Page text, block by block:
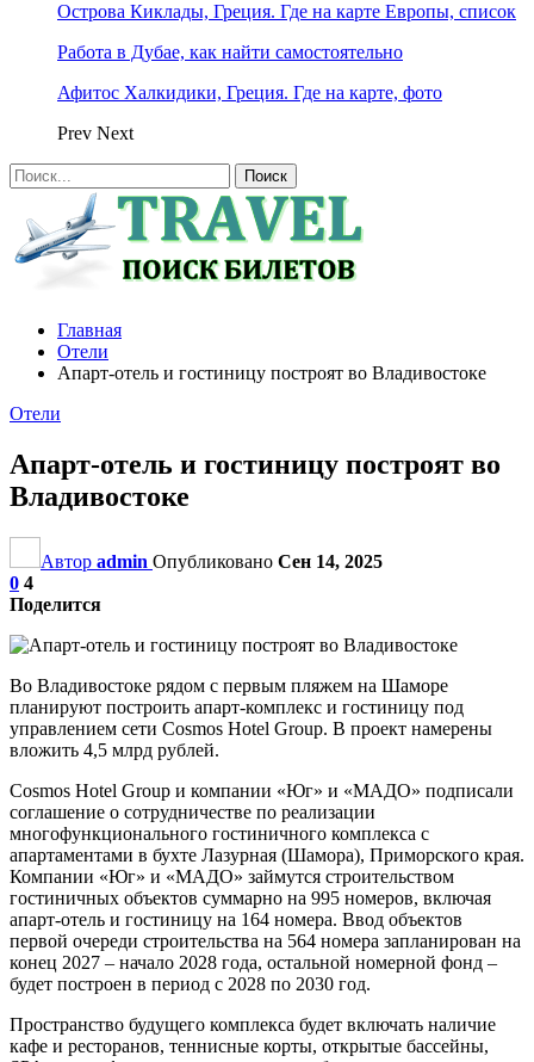
Острова Киклады, Греция. Где на карте Европы, список
Работа в Дубае, как найти самостоятельно
Афитос Халкидики, Греция. Где на карте, фото
Prev Next
Главная
Отели
Апарт-отель и гостиницу построят во Владивостоке
Отели
Апарт-отель и гостиницу построят во
Владивостоке
Автор admin Опубликовано Сен 14, 2025
0 4
Поделится
Во Владивостоке рядом с первым пляжем на Шаморе
планируют построить апарт-комплекс и гостиницу под
управлением сети Cosmos Hotel Group. В проект намерены
вложить 4,5 млрд рублей.
Cosmos Hotel Group и компании «Юг» и «МАДО» подписали
соглашение о сотрудничестве по реализации
многофункционального гостиничного комплекса с
апартаментами в бухте Лазурная (Шамора), Приморского края.
Компании «Юг» и «МАДО» займутся строительством
гостиничных объектов суммарно на 995 номеров, включая
апарт-отель и гостиницу на 164 номера. Ввод объектов
первой очереди строительства на 564 номера запланирован на
конец 2027 – начало 2028 года, остальной номерной фонд –
будет построен в период с 2028 по 2030 год.
Пространство будущего комплекса будет включать наличие
кафе и ресторанов, теннисные корты, открытые бассейны,